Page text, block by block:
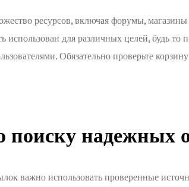
ресурсов, включая форумы,
использован для различных целей, будь
Обязательно проверьте
поиску надежных
важно использовать проверенные